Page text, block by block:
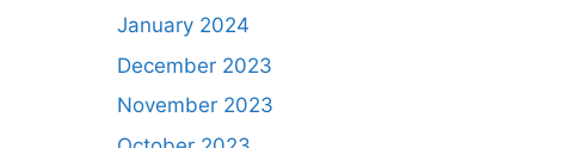
January 2024
December 2023
November 2023